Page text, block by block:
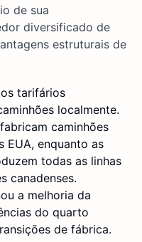
de sua
diversificado de
estruturais de
tarifários
localmente.
caminhões
EUA, enquanto as
todas as linhas
canadenses.
a melhoria da
do quarto
de fábrica.